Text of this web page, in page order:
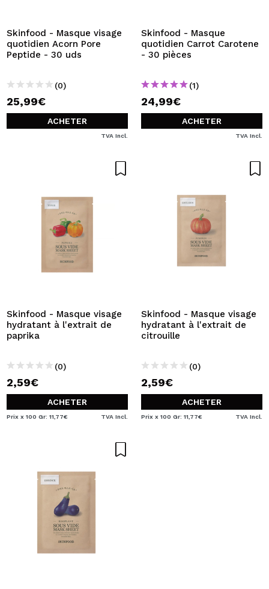
En créant un compte sur Maquibeauty.fr vous pourrez
effectuer vos achats rapidement, vérifier l'état de vos
commandes et consulter vos opérations précédentes.
Skinfood - Masque visage
quotidien Acorn Pore
Peptide - 30 uds
(0)
25,99€
ACHETER
TVA Incl.
Skinfood - Masque
quotidien Carrot Carotene
- 30 pièces
(1)
24,99€
ACHETER
TVA Incl.
Skinfood - Masque visage
hydratant à l'extrait de
paprika
(0)
2,59€
ACHETER
Prix x 100 Gr: 11,77€ TVA Incl.
Skinfood - Masque visage
hydratant à l'extrait de
citrouille
(0)
2,59€
ACHETER
Prix x 100 Gr: 11,77€ TVA Incl.